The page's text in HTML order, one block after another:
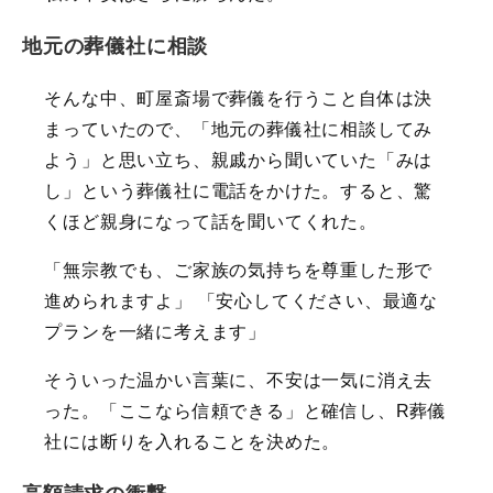
地元の葬儀社に相談
そんな中、町屋斎場で葬儀を行うこと自体は決
まっていたので、「地元の葬儀社に相談してみ
よう」と思い立ち、親戚から聞いていた「みは
し」という葬儀社に電話をかけた。すると、驚
くほど親身になって話を聞いてくれた。
「無宗教でも、ご家族の気持ちを尊重した形で
進められますよ」 「安心してください、最適な
プランを一緒に考えます」
そういった温かい言葉に、不安は一気に消え去
った。「ここなら信頼できる」と確信し、R葬儀
社には断りを入れることを決めた。